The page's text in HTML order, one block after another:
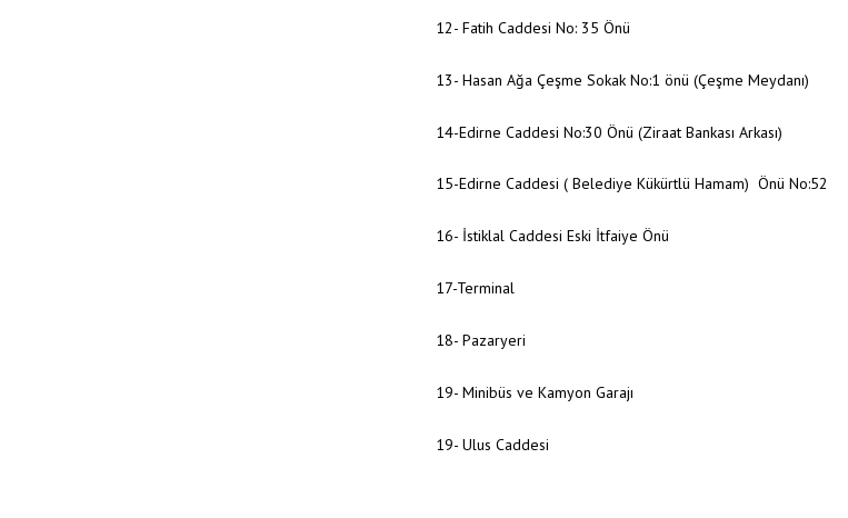
12- Fatih Caddesi No: 35 Önü
13- Hasan Ağa Çeşme Sokak No:1 önü (Çeşme Meydanı)
14-Edirne Caddesi No:30 Önü (Ziraat Bankası Arkası)
15-Edirne Caddesi ( Belediye Kükürtlü Hamam) Önü No:52
16- İstiklal Caddesi Eski İtfaiye Önü
17-Terminal
18- Pazaryeri
19- Minibüs ve Kamyon Garajı
19- Ulus Caddesi